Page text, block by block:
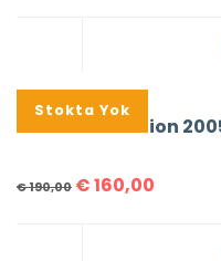
%16
Stokta Yok
Prada Re-Edition
€190,00 €160,00